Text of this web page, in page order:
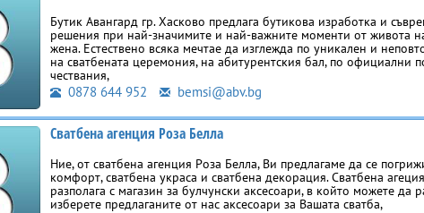
Бутик Авангард гр. Хасково предлага бутикова изработка и
решения при най-значимите и най-важните моменти от живота
жена. Естествено всяка мечтае да изглежда по уникален и
на сватбената церемония, на абитурентския бал, по официални
чествания,
0878 644 952 bemsi@abv.bg
Сватбена агенция Роза Белла
Ние, от сватбена агенция Роза Белла, Ви предлагаме да се
комфорт, сватбена украса и сватбена декорация. Сватбена
разполага с магазин за булчунски аксесоари, в който можете да
изберете предлаганите от нас аксесоари за Вашата сватба,